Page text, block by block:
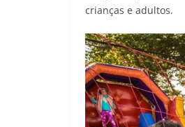
crianças e adultos.